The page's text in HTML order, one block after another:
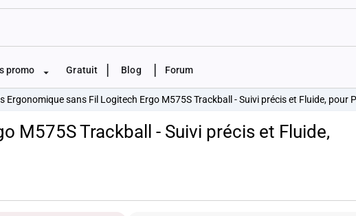
promo Gratuit Blog Forum
Ergonomique sans Fil Logitech Ergo M575S Trackball - Suivi précis et Fluide, pour
M575S Trackball - Suivi précis et Fluide,